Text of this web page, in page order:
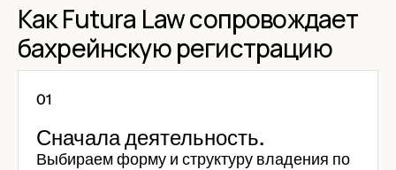
Как Futura Law сопровождает
бахрейнскую регистрацию
Сначала деятельность.
Выбираем форму и структуру владения по